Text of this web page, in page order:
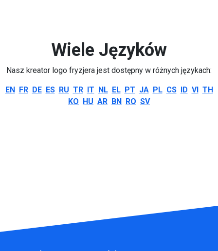
Wiele Języków
Nasz kreator logo fryzjera jest dostępny w różnych językach:
EN FR DE ES RU TR IT NL EL PT JA PL CS ID VI TH
KO HU AR BN RO SV